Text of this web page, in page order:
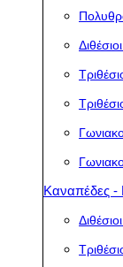
Καναπέδες -